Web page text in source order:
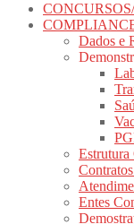
Dados e
Estrutura
Entes